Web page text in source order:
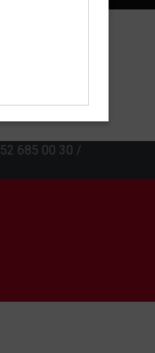
685 00 30 /